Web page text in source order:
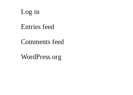
Log in
Entries feed
Comments feed
WordPress.org